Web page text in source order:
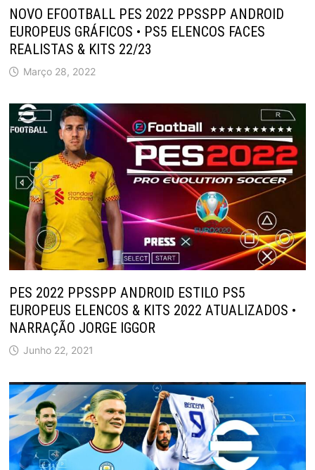
NOVO EFOOTBALL PES 2022 PPSSPP ANDROID
EUROPEUS GRÁFICOS • PS5 ELENCOS FACES
REALISTAS & KITS 22/23
Março 28, 2022
PES 2022 PPSSPP ANDROID ESTILO PS5
EUROPEUS ELENCOS & KITS 2022 ATUALIZADOS •
NARRAÇÃO JORGE IGGOR
Junho 22, 2021